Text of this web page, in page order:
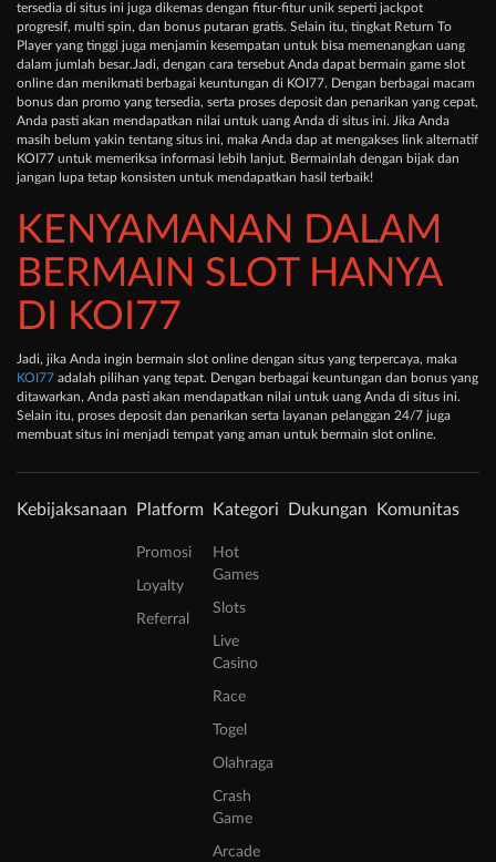
tersedia di situs ini juga dikemas dengan fitur-fitur unik seperti jackpot
progresif, multi spin, dan bonus putaran gratis. Selain itu, tingkat Return To
Player yang tinggi juga menjamin kesempatan untuk bisa memenangkan uang
dalam jumlah besar.Jadi, dengan cara tersebut Anda dapat bermain game slot
online dan menikmati berbagai keuntungan di KOI77. Dengan berbagai macam
bonus dan promo yang tersedia, serta proses deposit dan penarikan yang cepat,
Anda pasti akan mendapatkan nilai untuk uang Anda di situs ini. Jika Anda
masih belum yakin tentang situs ini, maka Anda dap at mengakses link alternatif
KOI77 untuk memeriksa informasi lebih lanjut. Bermainlah dengan bijak dan
jangan lupa tetap konsisten untuk mendapatkan hasil terbaik!
KENYAMANAN DALAM
BERMAIN SLOT HANYA
DI KOI77
Jadi, jika Anda ingin bermain slot online dengan situs yang terpercaya, maka
KOI77 adalah pilihan yang tepat. Dengan berbagai keuntungan dan bonus yang
ditawarkan, Anda pasti akan mendapatkan nilai untuk uang Anda di situs ini.
Selain itu, proses deposit dan penarikan serta layanan pelanggan 24/7 juga
membuat situs ini menjadi tempat yang aman untuk bermain slot online.
Kebijaksanaan Platform
Promosi
Loyalty
Referral
Kategori
Hot
Games
Slots
Live
Casino
Race
Togel
Olahraga
Crash
Game
Arcade
Dukungan Komunitas